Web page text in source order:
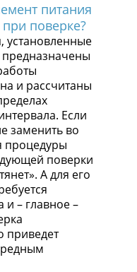
питания
поверке?
установленные
предназначены
и рассчитаны
Если
заменить во
процедуры
поверки
А для его
– главное –
приведет